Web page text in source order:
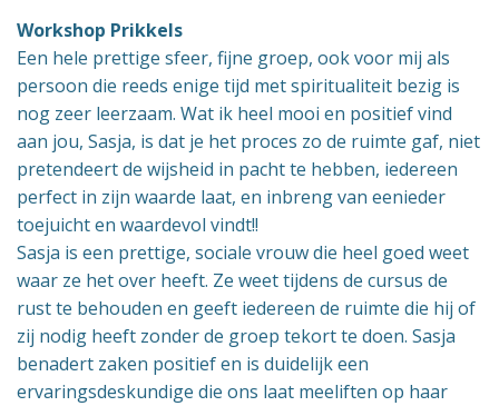
Workshop Prikkels
Een hele prettige sfeer, fijne groep, ook voor mij als
persoon die reeds enige tijd met spiritualiteit bezig is
nog zeer leerzaam. Wat ik heel mooi en positief vind
aan jou, Sasja, is dat je het proces zo de ruimte gaf, niet
pretendeert de wijsheid in pacht te hebben, iedereen
perfect in zijn waarde laat, en inbreng van eenieder
toejuicht en waardevol vindt!!
Sasja is een prettige, sociale vrouw die heel goed weet
waar ze het over heeft. Ze weet tijdens de cursus de
rust te behouden en geeft iedereen de ruimte die hij of
zij nodig heeft zonder de groep tekort te doen. Sasja
benadert zaken positief en is duidelijk een
ervaringsdeskundige die ons laat meeliften op haar